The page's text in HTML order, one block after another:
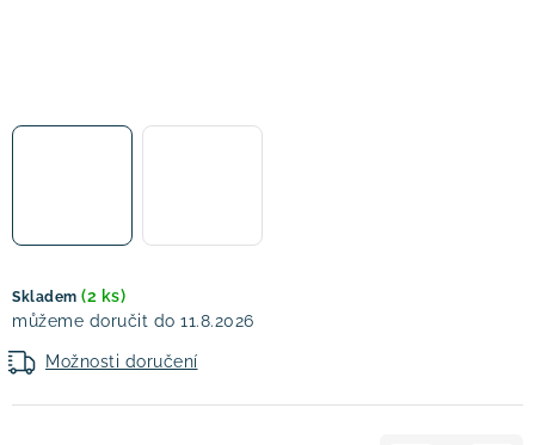
Skladem (2 ks)
11.8.2026
Možnosti doručení